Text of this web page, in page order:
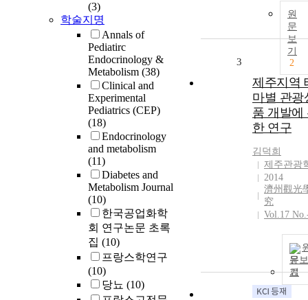
(3)
학술지명
Annals of
Pediatirc
Endocrinology &
Metabolism (38)
Clinical and
Experimental
Pediatrics (CEP)
(18)
Endocrinology
and metabolism
(11)
Diabetes and
Metabolism Journal
(10)
한국공업화학
회 연구논문 초록
집 (10)
프랑스학연구
(10)
당뇨 (10)
원
문
보
기
2
3
제주지역
마별 관광
품 개발에
한 연구
김덕희
제주관광
2014
濟州觀光
究
Vol.17
문보
기